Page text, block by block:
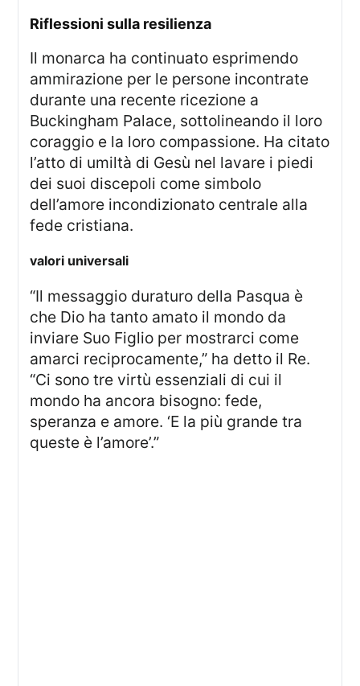
riflessioni sulla resilienza
Il monarca ha continuato esprimendo
ammirazione per le persone incontrate
durante una recente ricezione a
Buckingham Palace, sottolineando il loro
coraggio e la loro compassione. Ha citato
l’atto di umiltà di Gesù nel lavare i piedi
dei suoi discepoli come simbolo
dell’amore incondizionato centrale alla
fede cristiana.
valori universali
“Il messaggio duraturo della Pasqua è
che Dio ha tanto amato il mondo da
inviare Suo Figlio per mostrarci come
amarci reciprocamente,” ha detto il Re.
“Ci sono tre virtù essenziali di cui il
mondo ha ancora bisogno: fede,
speranza e amore. ‘E la più grande tra
queste è l’amore’.”